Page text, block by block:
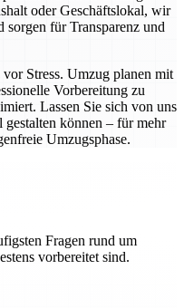
oder Geschäftslokal, wir
sorgen für Transparenz und
Stress. Umzug planen mit
Vorbereitung zu
Lassen Sie sich von uns
können – für mehr
Umzugsphase.
Fragen rund um
vorbereitet sind.